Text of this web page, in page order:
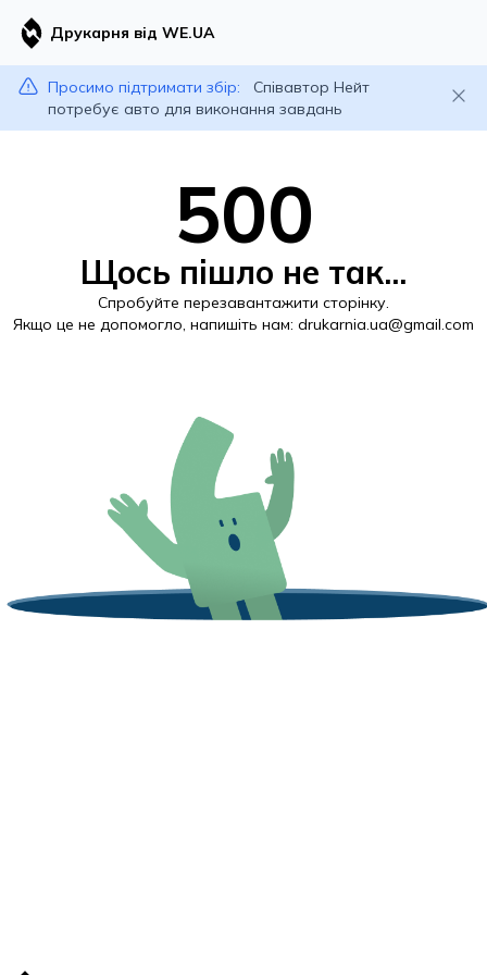
Друкарня від WE.UA
Просимо підтримати збір:
Співавтор Нейт
потребує авто для виконання завдань
500
Щось пішло не так...
Спробуйте перезавантажити сторінку.
Якщо це не допомогло, напишіть нам: drukarnia.ua@gmail.com